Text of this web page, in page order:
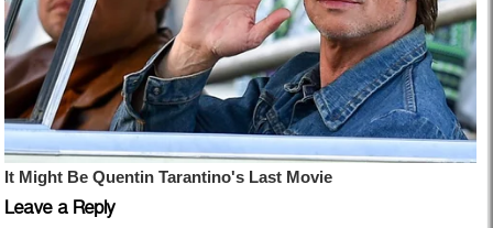
Leave a Reply